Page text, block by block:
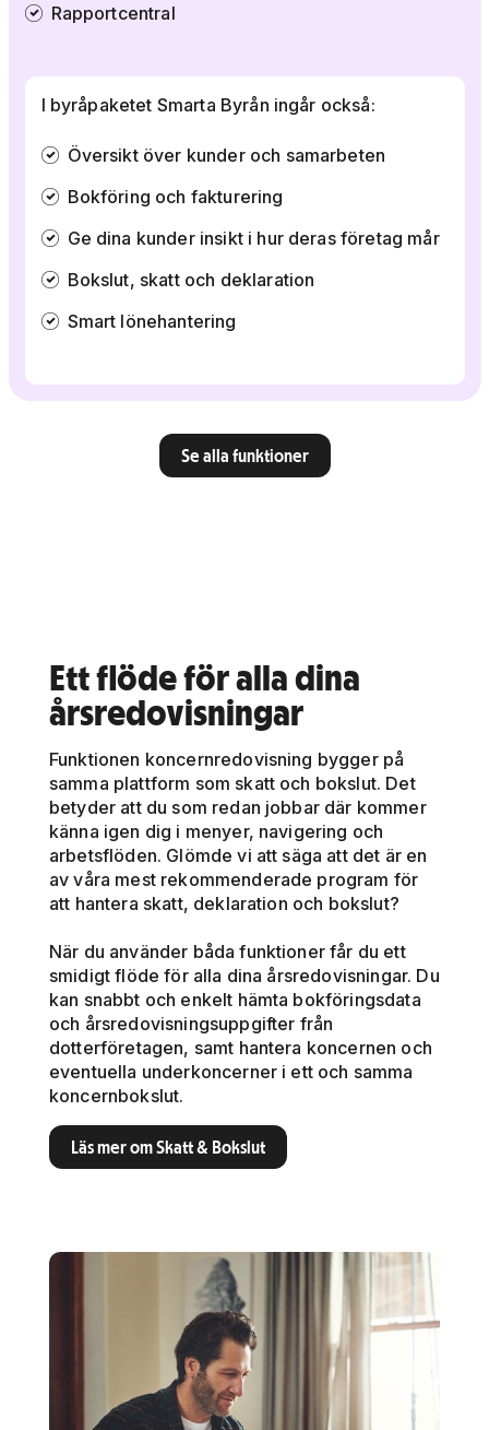
Rapportcentral
I byråpaketet Smarta Byrån ingår också:
Översikt över kunder och samarbeten
Bokföring och fakturering
Ge dina kunder insikt i hur deras företag mår
Bokslut, skatt och deklaration
Smart lönehantering
Se alla funktioner
Ett flöde för alla dina
årsredovisningar
Funktionen koncernredovisning bygger på
samma plattform som skatt och bokslut. Det
betyder att du som redan jobbar där kommer
känna igen dig i menyer, navigering och
arbetsflöden. Glömde vi att säga att det är en
av våra mest rekommenderade program för
att hantera skatt, deklaration och bokslut?
När du använder båda funktioner får du ett
smidigt flöde för alla dina årsredovisningar. Du
kan snabbt och enkelt hämta bokföringsdata
och årsredovisningsuppgifter från
dotterföretagen, samt hantera koncernen och
eventuella underkoncerner i ett och samma
koncernbokslut.
Läs mer om Skatt & Bokslut